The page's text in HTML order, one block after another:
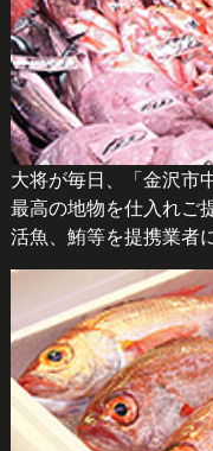
大将が毎日、「金沢市
最高の地物を仕入れご
活魚、鮪等を提携業者